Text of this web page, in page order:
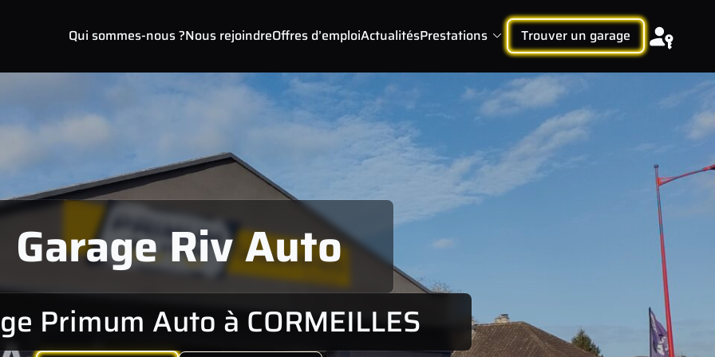
Qui sommes-nous ?Nous rejoindreOffres d’emploiActualitésPrestations Trouver un garage
Garage Riv Auto
Primum Auto à CORMEILLES